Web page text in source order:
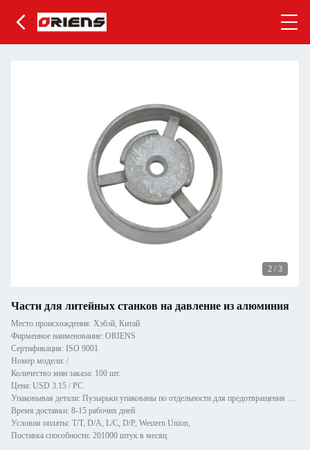
2 / 3
Части для литейных станков на давление из алюминия
Место происхождения: Хэбэй, Китай
Фирменное наименование: ORIENS
Сертификация: ISO 9001
Номер модели: /
Количество мин заказа: 100 шт.
Цена: USD 3.15 / PC
Упаковывая детали: Пузырьки упакованы по отдельности для предотвращения повреждений и царапин при транспортировке, зате
Время доставки: 8-15 рабочих дней
Условия оплаты: T/T, D/A, L/C, D/P, Western Union,
Поставка способности: 201000 штук в месяц